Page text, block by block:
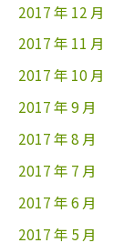
2017 年 12 月
2017 年 11 月
2017 年 10 月
2017 年 9 月
2017 年 8 月
2017 年 7 月
2017 年 6 月
2017 年 5 月